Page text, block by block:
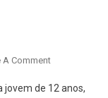
A CommentOn
Clara,
jovem de 12 anos,